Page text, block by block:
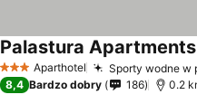
3 KategoriaAparthotel Sporty wodne w
Palastura Apartments
8,4 Bardzo dobry 186 0.2